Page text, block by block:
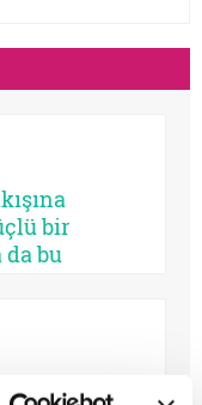
bir
bu
iradesini